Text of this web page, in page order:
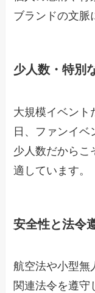
ブランドの文脈
少人数・特別
大規模イベント
日、ファンイベ
少人数だからこ
適しています。
安全性と法令
航空法や小型無
関連法令を遵守